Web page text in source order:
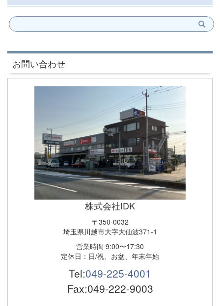
お問い合わせ
株式会社IDK
〒350-0032
埼玉県川越市大字大仙波371-1
営業時間 9:00〜17:30
定休日：日/祝、お盆、年末年始
Tel:049-225-4001
Fax:049-222-9003